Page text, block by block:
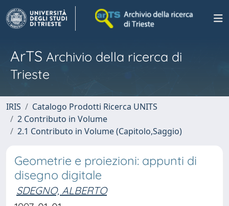
ArTS Archivio della ricerca di
Trieste
IRIS
Catalogo Prodotti Ricerca UNITS
2 Contributo in Volume
2.1 Contributo in Volume (Capitolo,Saggio)
Geometrie e proiezioni: appunti di
disegno digitale
SDEGNO, ALBERTO